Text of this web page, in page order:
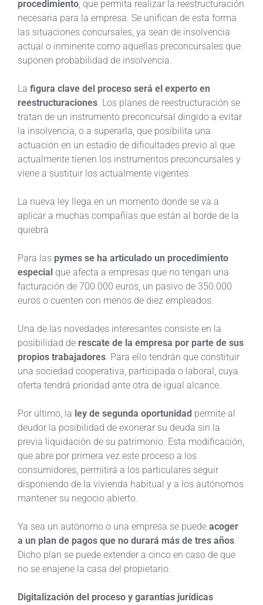
procedimiento , que permita realizar la reestructuración
necesaria para la empresa. Se unifican de esta forma
las situaciones concursales, ya sean de insolvencia
actual o inminente como aquellas preconcursales que
suponen probabilidad de insolvencia.
La figura clave del proceso será el experto en
reestructuraciones. Los planes de reestructuración se
tratan de un instrumento preconcursal dirigido a evitar
la insolvencia, o a superarla, que posibilita una
actuación en un estadio de dificultades previo al que
actualmente tienen los instrumentos preconcursales y
viene a sustituir los actualmente vigentes.
La nueva ley llega en un momento donde se va a
aplicar a muchas compañías que están al borde de la
quiebra
Para las pymes se ha articulado un procedimiento
especial que afecta a empresas que no tengan una
facturación de 700.000 euros, un pasivo de 350.000
euros o cuenten con menos de diez empleados.
Una de las novedades interesantes consiste en la
posibilidad de rescate de la empresa por parte de sus
propios trabajadores. Para ello tendrán que constituir
una sociedad cooperativa, participada o laboral, cuya
oferta tendrá prioridad ante otra de igual alcance.
Por último, la ley de segunda oportunidad permite al
deudor la posibilidad de exonerar su deuda sin la
previa liquidación de su patrimonio. Esta modificación,
que abre por primera vez este proceso a los
consumidores, permitirá a los particulares seguir
disponiendo de la vivienda habitual y a los autónomos
mantener su negocio abierto.
Ya sea un autónomo o una empresa se puede acoger
a un plan de pagos que no durará más de tres años.
Dicho plan se puede extender a cinco en caso de que
no se enajene la casa del propietario.
Digitalización del proceso y garantías jurídicas